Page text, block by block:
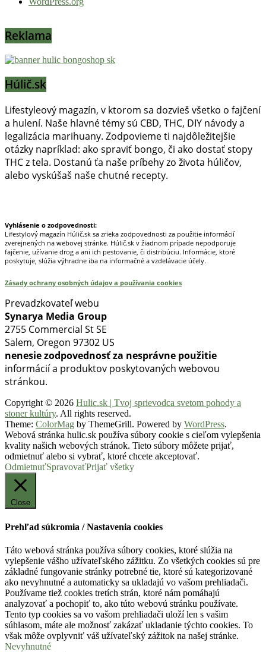
Reklama
Húlič.sk
Lifestyleový magazín, v ktorom sa dozvieš všetko o fajčení
a hulení. Naše hlavné témy sú CBD, THC, DIY návody a
legalizácia marihuany. Zodpovieme ti najdôležitejšie
otázky napríklad: ako spraviť bongo, či ako dostať stopy
THC z tela. Dostanú ťa naše príbehy zo života húličov,
alebo vyskúšaš naše chutné recepty.
Vyhlásenie o zodpovednosti:
Lifestylový magazín Húlič.sk sa zrieka zodpovednosti za použitie informácií
zverejnených na webovej stránke. Húlič.sk v žiadnom prípade nepodporuje
fajčenie, užívanie drog a ani ich pestovanie, či distribúciu. Informácie, ktoré
poskytuje, slúžia výhradne iba na informačné a vzdelávacie účely.
Zásady ochrany osobných údajov a používania cookies
Prevadzkovateľ webu
Synarya Media Group
2755 Commercial St SE
Salem, Oregon 97302 US
nenesie zodpovednosť za nesprávne použitie
informácií a produktov poskytovaných webovou
stránkou.
Copyright © 2026 Hulic.sk | Tvoj sprievodca svetom pohody a
stoner kultúry. All rights reserved.
Theme: ColorMag by ThemeGrill. Powered by WordPress.
Webová stránka hulic.sk používa súbory cookie s cieľom vylepšenia
kvality našich webových stránok. Tieto súbory môžete prijať,
odmietnuť alebo si vybrať, ktoré chcete akceptovať.
OdmietnuťSpravovaťPrijať všetky
Close
Prehľad súkromia / Nastavenia cookies
Táto webová stránka používa súbory cookies, ktoré slúžia na
vylepšenie vášho užívateľského zážitku. Zo všetkých cookies sú pre
základné fungovanie stránky potrebné tie, ktoré sú kategorizované
ako nevyhnutné a automaticky sa ukladajú vo vašom prehliadači.
Používame tiež cookies tretích strán, ktoré nám pomáhajú
analyzovať a pochopiť to, ako túto webovú stránku používate.
Tento typ cookies sa vo vašom prehliadači uloží len s vašim
súhlasom, máte ale možnosť zakázať ukladanie týchto cookies. To
však môže ovplyvniť váš užívateľský zážitok na našej stránke.
Nevyhnutné